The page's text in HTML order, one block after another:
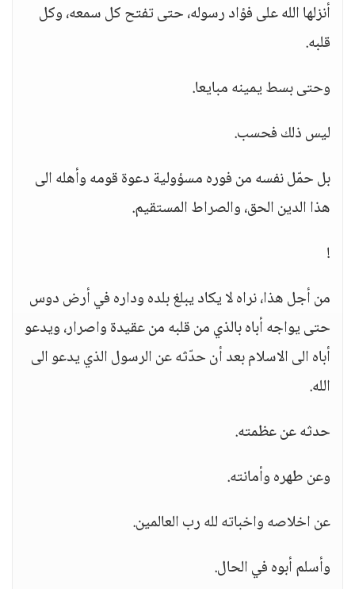
أنزلها الله على فؤاد رسوله، حتى تفتح كل سمعه، وكل
قلبه.
وحتى بسط يمينه مبايعا.
ليس ذلك فحسب.
بل حمّل نفسه من فوره مسؤولية دعوة قومه وأهله الى
هذا الدين الحق، والصراط المستقيم.
!
من أجل هذا، نراه لا يكاد يبلغ بلده وداره في أرض دوس
حتى يواجه أباه بالذي من قلبه من عقيدة واصرار، ويدعو
أباه الى الاسلام بعد أن حدّثه عن الرسول الذي يدعو الى
الله.
حدثه عن عظمته.
وعن طهره وأمانته.
عن اخلاصه واخباته لله رب العالمين.
وأسلم أبوه في الحال.